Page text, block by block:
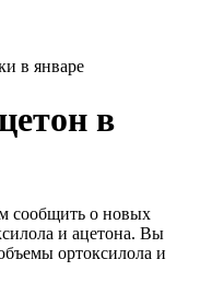
в январе
в
сообщить о новых
и ацетона. Вы
ортоксилола и